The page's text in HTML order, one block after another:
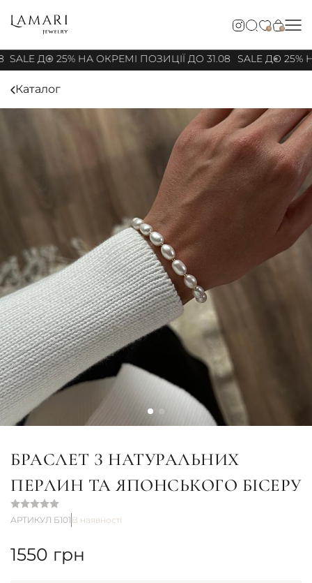
0 0
SALE ДО 25% НА ОКРЕМІ ПОЗИЦІЇ ДО 31.08 SALE ДО 25%
Каталог
БРАСЛЕТ З НАТУРАЛЬНИХ
ПЕРЛИН ТА ЯПОНСЬКОГО БІСЕРУ
АРТИКУЛ Б101 В наявності
1550 грн